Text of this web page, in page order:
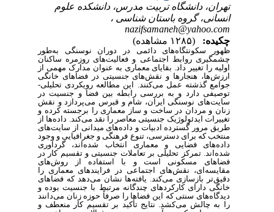
تهران، دانشگاه تربیت مدرس، دانشکده علوم
انسانی، گروه باستان شناسی ،
nazifsamaneh@yahoo.com
چکیده:
ظهور سکونتگاه‌های دائمی در دوران نوسنگی به‌طور
چشمگیری روابط اجتماعی و فعالیت‌های روزمره ساکنان
اولیه را تغییر داد. بقایای معماری به عنوان مدارک مهمی از
ارزش‌ها، هنجارها و نقش‌های جنسیتی در فضاهای خانگی
جوامع گذشته عمل می‌کنند. این مطالعه رویکردی تحلیلی-
توصیفی دارد و به بررسی رابطه بین فضا و جنسیت در
سایت‌های نوسنگی ایران، شام و قبرس می‌پردازد و نقش
زنان و مردان در ساخت و ساز معماری را برجسته کرده و
تغییرات ایدئولوژیک جنسیتی معاصر را نقد می‌کند. داده‌ها از
طریق مرور گسترده ادبیات و داده‌های میدانی از سایت‌های
منتخب که برای دسترسی، تنوع فرهنگی و جغرافیایی و وجود
داده‌های فضایی و معماری انتخاب شده‌اند، گردآوری
شده‌اند. تمرکز تحلیلی بر تعاملات جنسیتی و تقسیم کار در
فضاهای مسکونی است و با استفاده از روش‌های
مقایسه‌ای، نقش‌های اجتماعی در فرایندهای معماری را
دقیق‌تر بازسازی می‌کند. یافته‌ها نشان می‌دهد که فضاهای
خانگی دارای کارکردهای چندگانه مرتبط با جنسیت بوده و
دیدگاه‌های سنتی که این فضاها را صرفاً حوزه زنان می‌دانند
را به چالش می‌کشد. نتایج تأکید بر تقسیم کار منعطف و